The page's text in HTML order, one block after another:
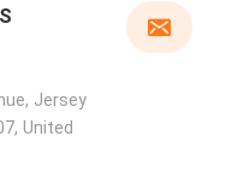
Jersey
United